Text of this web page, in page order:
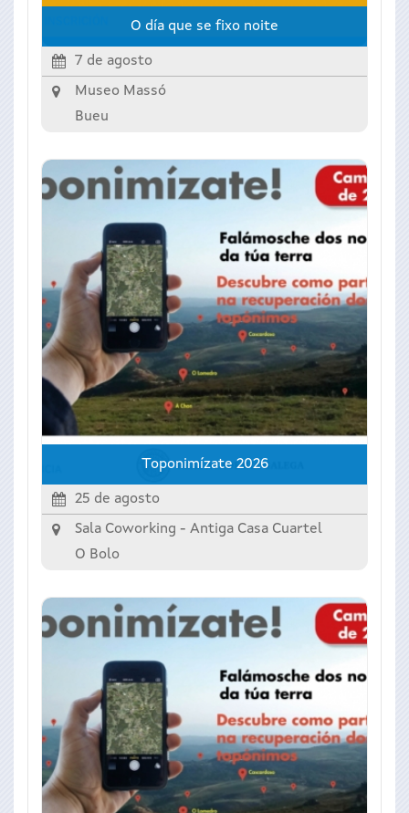
O día que se fixo noite
7 de agosto
Museo Massó
Bueu
Toponimízate 2026
25 de agosto
Sala Coworking - Antiga Casa Cuartel
O Bolo